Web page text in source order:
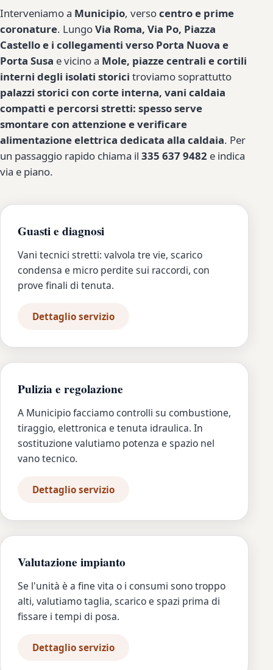
Interveniamo a Municipio, versocentro e prime
coronature. LungoVia Roma, Via Po, Piazza
Castello e i collegamenti verso Porta Nuova e
Porta Susa e vicino a Mole, piazze centrali e cortili
interni degli isolati storici troviamo soprattutto
palazzi storici con corte interna, vani caldaia
compatti e percorsi stretti: spesso serve
smontare con attenzione e verificare
alimentazione elettrica dedicata alla caldaia. Per
un passaggio rapido chiama il 335 637 9482 e indica
via e piano.
Guasti e diagnosi
Vani tecnici stretti: valvola tre vie, scarico
condensa e micro perdite sui raccordi, con
prove finali di tenuta.
Dettaglio servizio
Pulizia e regolazione
A Municipio facciamo controlli su combustione,
tiraggio, elettronica e tenuta idraulica. In
sostituzione valutiamo potenza e spazio nel
vano tecnico.
Dettaglio servizio
Valutazione impianto
Se l'unità è a fine vita o i consumi sono troppo
alti, valutiamo taglia, scarico e spazi prima di
fissare i tempi di posa.
Dettaglio servizio